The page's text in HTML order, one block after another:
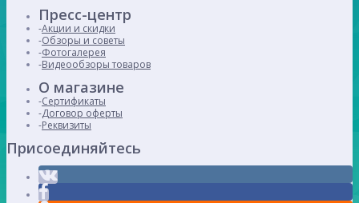
Пресс-центр
Акции и скидки
Обзоры и советы
Фотогалерея
Видеообзоры товаров
О магазине
Сертификаты
Договор оферты
Реквизиты
Присоединяйтесь